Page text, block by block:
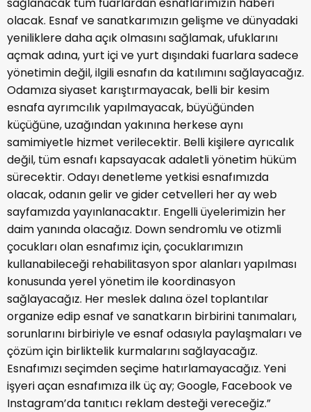
olacak. Esnaf ve sanatkarımızın gelişme ve dünyadaki
yeniliklere daha açık olmasını sağlamak, ufuklarını
açmak adına, yurt içi ve yurt dışındaki fuarlara sadece
yönetimin değil, ilgili esnafın da katılımını sağlayacağız.
Odamıza siyaset karıştırmayacak, belli bir kesim
esnafa ayrımcılık yapılmayacak, büyüğünden
küçüğüne, uzağından yakınına herkese aynı
samimiyetle hizmet verilecektir. Belli kişilere ayrıcalık
değil, tüm esnafı kapsayacak adaletli yönetim hüküm
sürecektir. Odayı denetleme yetkisi esnafımızda
olacak, odanın gelir ve gider cetvelleri her ay web
sayfamızda yayınlanacaktır. Engelli üyelerimizin her
daim yanında olacağız. Down sendromlu ve otizmli
çocukları olan esnafımız için, çocuklarımızın
kullanabileceği rehabilitasyon spor alanları yapılması
konusunda yerel yönetim ile koordinasyon
sağlayacağız. Her meslek dalına özel toplantılar
organize edip esnaf ve sanatkarın birbirini tanımaları,
sorunlarını birbiriyle ve esnaf odasıyla paylaşmaları ve
çözüm için birliktelik kurmalarını sağlayacağız.
Esnafımızı seçimden seçime hatırlamayacağız. Yeni
işyeri açan esnafımıza ilk üç ay; Google, Facebook ve
Instagram’da tanıtıcı reklam desteği vereceğiz.”